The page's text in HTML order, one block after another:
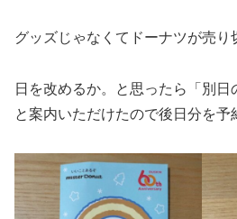
グッズじゃなくてドーナツが売り
日を改めるか。と思ったら「別日
と案内いただけたので後日分を予